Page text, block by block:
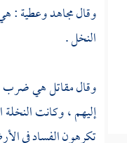
وقالمجاهدوعطية:
النخل .
وقالمقاتلهي ضرب
إليهم ، وكانت